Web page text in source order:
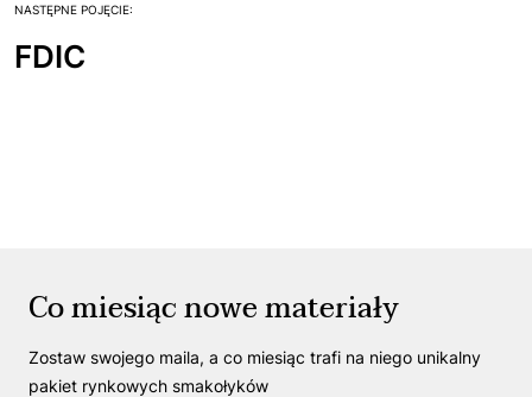
NASTĘPNE POJĘCIE:
FDIC
Co miesiąc nowe materiały
Zostaw swojego maila, a co miesiąc trafi na niego unikalny
pakiet rynkowych smakołyków